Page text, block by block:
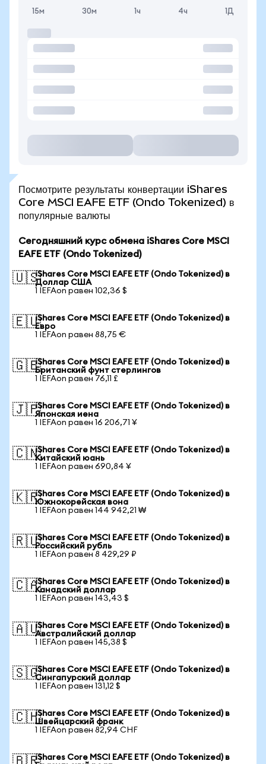
15м 30м 1ч 4ч 1Д
Посмотрите результаты конвертации iShares
Core MSCI EAFE ETF (Ondo Tokenized) в
популярные валюты
Сегодняшний курс обмена iShares Core MSCI
EAFE ETF (Ondo Tokenized)
🇺🇸iShares Core MSCI EAFE ETF (Ondo Tokenized) в
Доллар США
1 IEFAon равен 102,36 $
🇪🇺iShares Core MSCI EAFE ETF (Ondo Tokenized) в
Евро
1 IEFAon равен 88,75 €
🇬🇧iShares Core MSCI EAFE ETF (Ondo Tokenized) в
Британский фунт стерлингов
1 IEFAon равен 76,11 £
🇯🇵iShares Core MSCI EAFE ETF (Ondo Tokenized) в
Японская иена
1 IEFAon равен 16 206,71 ¥
🇨🇳iShares Core MSCI EAFE ETF (Ondo Tokenized) в
Китайский юань
1 IEFAon равен 690,84 ¥
🇰🇷iShares Core MSCI EAFE ETF (Ondo Tokenized) в
Южнокорейская вона
1 IEFAon равен 144 942,21 ₩
🇷🇺iShares Core MSCI EAFE ETF (Ondo Tokenized) в
Российский рубль
1 IEFAon равен 8 429,29 ₽
🇨🇦iShares Core MSCI EAFE ETF (Ondo Tokenized) в
Канадский доллар
1 IEFAon равен 143,43 $
🇦🇺iShares Core MSCI EAFE ETF (Ondo Tokenized) в
Австралийский доллар
1 IEFAon равен 145,38 $
🇸🇬iShares Core MSCI EAFE ETF (Ondo Tokenized) в
Сингапурский доллар
1 IEFAon равен 131,12 $
🇨🇭iShares Core MSCI EAFE ETF (Ondo Tokenized) в
Швейцарский франк
1 IEFAon равен 82,94 CHF
iShares Core MSCI EAFE ETF (Ondo Tokenized) в